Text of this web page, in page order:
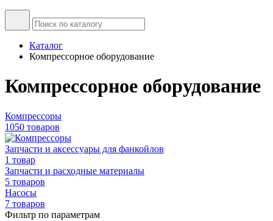
Каталог
Компрессорное оборудование
Компрессорное оборудование
Компрессоры
1050 товаров
Запчасти и аксессуары для фанкойлов
1 товар
Запчасти и расходные материалы
5 товаров
Насосы
7 товаров
Фильтр по параметрам